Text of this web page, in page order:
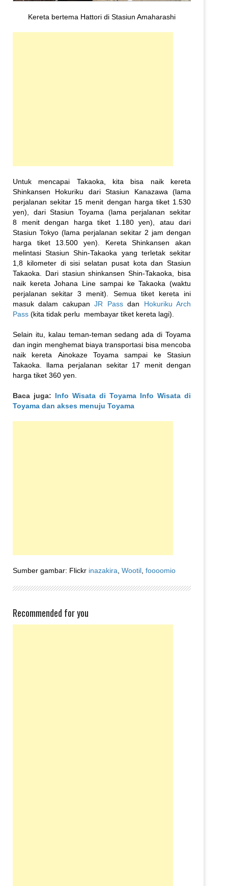
Kereta bertema Hattori di Stasiun Amaharashi
Untuk mencapai Takaoka, kita bisa naik kereta
Shinkansen Hokuriku dari Stasiun Kanazawa (lama
perjalanan sekitar 15 menit dengan harga tiket 1.530
yen), dari Stasiun Toyama (lama perjalanan sekitar
8 menit dengan harga tiket 1.180 yen), atau dari
Stasiun Tokyo (lama perjalanan sekitar 2 jam dengan
harga tiket 13.500 yen). Kereta Shinkansen akan
melintasi Stasiun Shin-Takaoka yang terletak sekitar
1,8 kilometer di sisi selatan pusat kota dan Stasiun
Takaoka. Dari stasiun shinkansen Shin-Takaoka, bisa
naik kereta Johana Line sampai ke Takaoka (waktu
perjalanan sekitar 3 menit). Semua tiket kereta ini
masuk dalam cakupanJR Passdan Hokuriku Arch
Pass (kita tidak perlu membayar tiket kereta lagi).
Selain itu, kalau teman-teman sedang ada di Toyama
dan ingin menghemat biaya transportasi bisa mencoba
naik kereta Ainokaze Toyama sampai ke Stasiun
Takaoka. llama perjalanan sekitar 17 menit dengan
harga tiket 360 yen.
Baca juga: Info Wisata di Toyama Info Wisata di
Toyama dan akses menuju Toyama
Sumber gambar: Flickr inazakira Wootil foooomio
Recommended for you